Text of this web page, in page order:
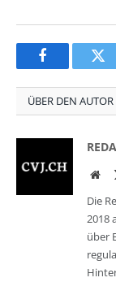
Facebook
ÜBER DEN AUTOR
Die
2018
über